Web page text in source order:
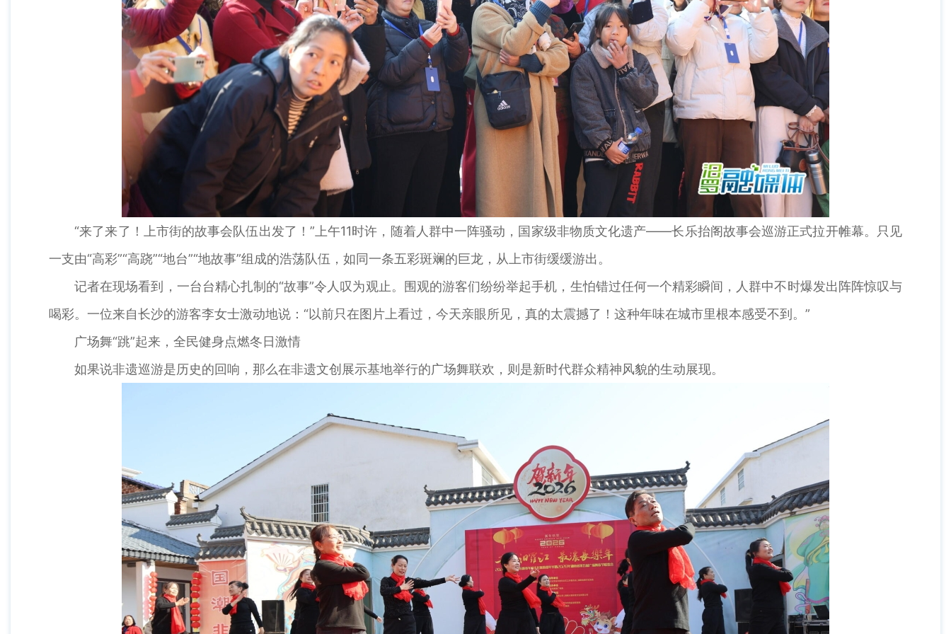
“来了来了！上市街的故事会队伍出发了！”上午11时许，随着人群中一阵骚动，国家级非物质文化遗产——长乐抬阁故事会巡游正式拉开帷幕。只见
一支由“高彩”“高跷”“地台”“地故事”组成的浩荡队伍，如同一条五彩斑斓的巨龙，从上市街缓缓游出。
记者在现场看到，一台台精心扎制的“故事”令人叹为观止。围观的游客们纷纷举起手机，生怕错过任何一个精彩瞬间，人群中不时爆发出阵阵惊叹与
喝彩。一位来自长沙的游客李女士激动地说：“以前只在图片上看过，今天亲眼所见，真的太震撼了！这种年味在城市里根本感受不到。”
广场舞“跳”起来，全民健身点燃冬日激情
如果说非遗巡游是历史的回响，那么在非遗文创展示基地举行的广场舞联欢，则是新时代群众精神风貌的生动展现。